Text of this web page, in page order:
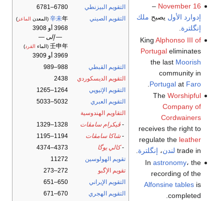
التقويم البيزنطي
6780–6781
التقويم الصيني
辛未年 (المعدن الماعز )
3968 أو 3908
— إلى —
壬申年 (الماء القرد)
3969 أو 3909
التقويم القبطي
988–989
التقويم الديسكوردي
2438
التقويم الإثيوپي
1264–1265
التقويم العبري
5032–5033
التقاويم الهندوسية
- ڤيكرام سامڤات
1328–1329
-شاكا سامڤات
1194–1195
-كالي يوگا
4373–4374
تقويم الهولوسين
11272
تقويم الإگبو
272–273
التقويم الإيراني
650–651
التقويم الهجري
670–671
November 16
–
إدوارد الأول يصبح ملك
إنگلترة.
King Alphonso III of
Portugaleliminates
the last Moorish
community in
Portugalat Faro
The Worshipful
Company of
Cordwainers
receives the right to
regulate the leather
trade in لندن، إنگلترة.
In astronomy، the
recording of the
Alfonsine tablesis
completed.